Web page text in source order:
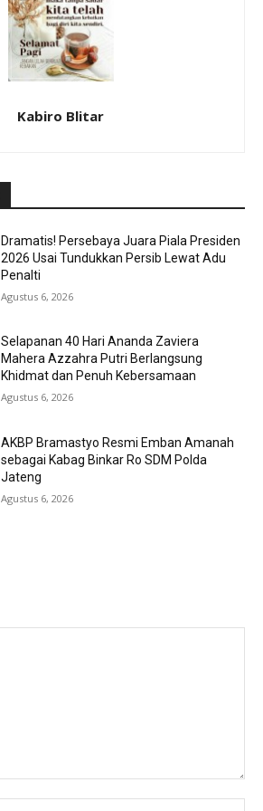
Kabiro Blitar
Dramatis! Persebaya Juara Piala Presiden
2026 Usai Tundukkan Persib Lewat Adu
Penalti
Agustus 6, 2026
Selapanan 40 Hari Ananda Zaviera
Mahera Azzahra Putri Berlangsung
Khidmat dan Penuh Kebersamaan
Agustus 6, 2026
AKBP Bramastyo Resmi Emban Amanah
sebagai Kabag Binkar Ro SDM Polda
Jateng
Agustus 6, 2026